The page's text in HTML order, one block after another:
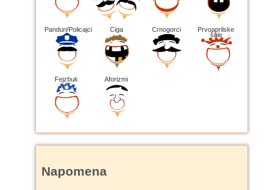
Panduri/Policajci Ciga Crnogorci Prvoaprilske
šale
Fejzbuk Aforizmi
Napomena